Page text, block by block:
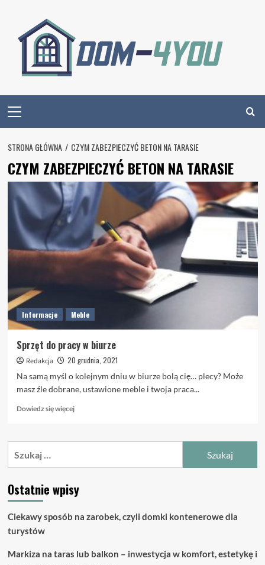
content
Menu
STRONA GŁÓWNA CZYM ZABEZPIECZYĆ BETON NA TARASIE
CZYM ZABEZPIECZYĆ BETON NA TARASIE
Informacje Meble
Sprzęt do pracy w biurze
Redakcja
20 grudnia, 2021
Na samą myśl o kolejnym dniu w biurze bolą cię… plecy? Może
masz źle dobrane, ustawione meble i twoja praca...
Dowiedz się więcejDowiedz
o
w
biurze
Ostatnie wpisy
Ciekawy sposób na zarobek, czyli domki kontenerowe dla
turystów
Markiza na taras lub balkon – inwestycja w komfort, estetykę i